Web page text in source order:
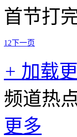
首节打
1 2下一页
+ 加载
频道热
更多